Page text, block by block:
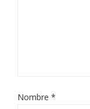
Nombre *